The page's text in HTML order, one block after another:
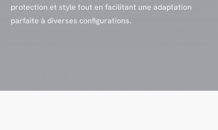
protection et style tout en facilitant une adaptation
parfaite à diverses configurations.